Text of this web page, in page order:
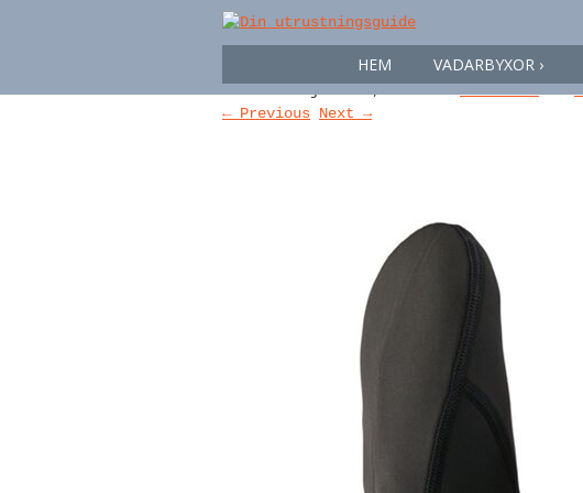
HEM VADARBYXOR ›
Vadarbyxor – Vadarsockor
← Previous Next →